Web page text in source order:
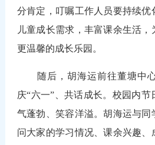
分肯定，叮嘱工作人员要持续优
儿童成长需求，丰富课余生活，
更温馨的成长乐园。
随后，胡海运前往董塘中心
庆“六一”、共话成长。校园内
气蓬勃、笑容洋溢。胡海运与同
问大家的学习情况、课余兴趣、